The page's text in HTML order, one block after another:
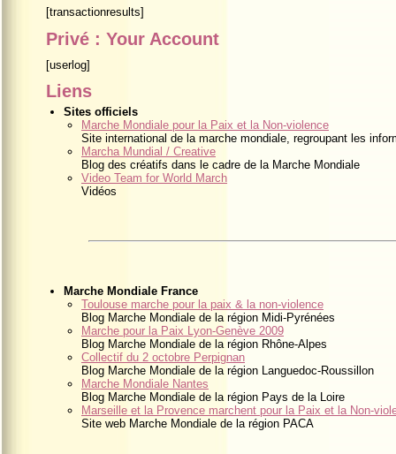
[transactionresults]
Privé : Your Account
[userlog]
Liens
Sites officiels
Marche Mondiale pour la Paix et la Non-violence
Site international de la marche mondiale, regroupant les
Marcha Mundial / Creative
Blog des créatifs dans le cadre de la Marche Mondiale
Video Team for World March
Vidéos
Marche Mondiale France
Toulouse marche pour la paix & la non-violence
Blog Marche Mondiale de la région Midi-Pyrénées
Marche pour la Paix Lyon-Genève 2009
Blog Marche Mondiale de la région Rhône-Alpes
Collectif du 2 octobre Perpignan
Blog Marche Mondiale de la région Languedoc-Roussillon
Marche Mondiale Nantes
Blog Marche Mondiale de la région Pays de la Loire
Marseille et la Provence marchent pour la Paix et la Non-
Site web Marche Mondiale de la région PACA